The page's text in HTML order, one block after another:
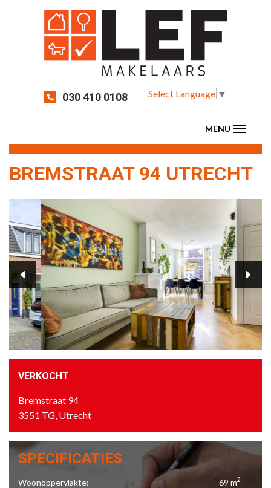
030 410 0108 Select Language ▼
BREMSTRAAT 94 UTRECHT
VERKOCHT
Bremstraat 94
3551 TG, Utrecht
SPECIFICATIES
Woonoppervlakte: 69 m2